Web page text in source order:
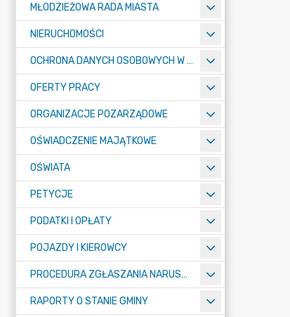
MŁODZIEŻOWA RADA MIASTA
NIERUCHOMOŚCI
OCHRONA DANYCH OSOBOWYCH W URZĘDZIE MIASTA ŻORY - RODO
OFERTY PRACY
ORGANIZACJE POZARZĄDOWE
OŚWIADCZENIE MAJĄTKOWE
OŚWIATA
PETYCJE
PODATKI I OPŁATY
POJAZDY I KIEROWCY
PROCEDURA ZGŁASZANIA NARUSZEŃ PRAWA
RAPORTY O STANIE GMINY